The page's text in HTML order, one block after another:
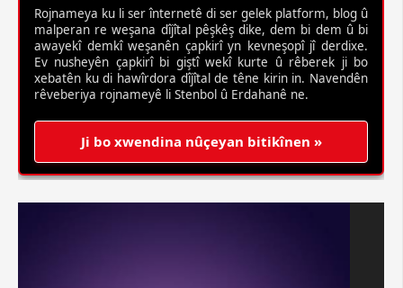
Rojnameya ku li ser înternetê di ser gelek platform, blog û
malperan re weşana dîjîtal pêşkêş dike, dem bi dem û bi
awayekî demkî weşanên çapkirî yn kevneşopî jî derdixe.
Ev nusheyên çapkirî bi giştî wekî kurte û rêberek ji bo
xebatên ku di hawîrdora dîjîtal de têne kirin in. Navendên
rêveberiya rojnameyê li Stenbol û Erdahanê ne.
Ji bo xwendina nûçeyan bitikînen »